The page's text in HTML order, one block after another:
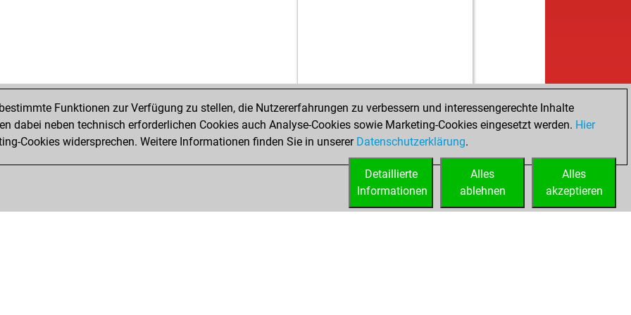
dauerschach 1503 1 b
sylbing 1401 0 b
n8tur 1423 1 w
vab55 1352 0 b
1407 0 b
1377 1
1395 1 w
1440 0 w
Funktionen zur Verfügung zu stellen, die Nutzererfahrungen zu verbessern und interessengerechte Inhalte
dabei neben technisch erforderlichen Cookies auch Analyse-Cookies sowie Marketing-Cookies eingesetzt werden. Hier
Cookies widersprechen. Weitere Informationen finden Sie in unserer Datenschutzerklärung.
Alles
akzeptieren
Alles
ablehnen
Detaillierte
Informationen